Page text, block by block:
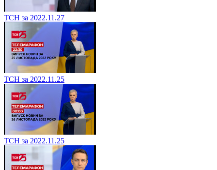
ТСН за 2022.11.27
ТСН за 2022.11.25
ТСН за 2022.11.25